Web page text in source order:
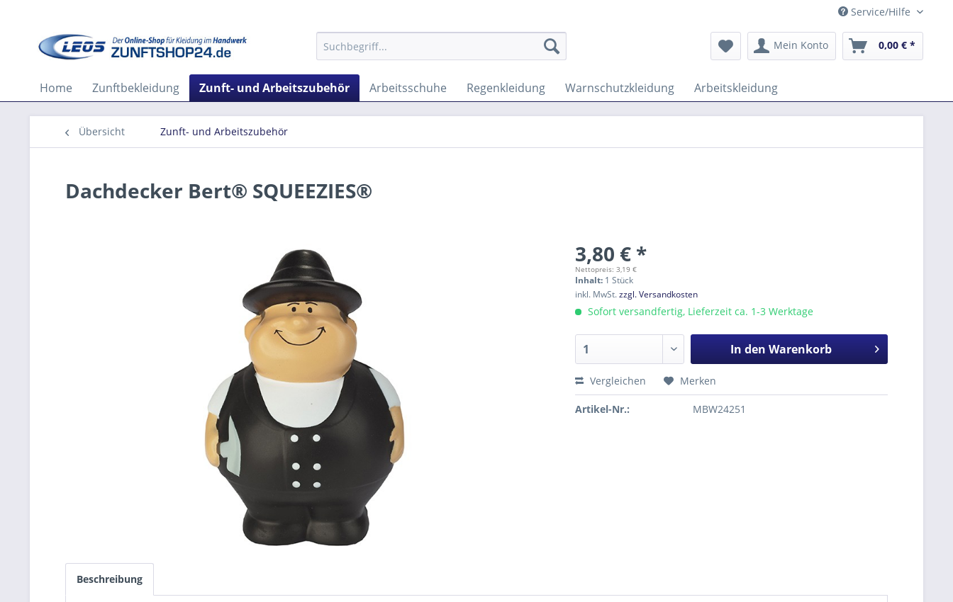
Service/Hilfe
Mein Konto 0,00 € *
Home Zunftbekleidung Zunft- und Arbeitszubehör Arbeitsschuhe Regenkleidung Warnschutzkleidung Arbeitskleidung
Übersicht Zunft- und Arbeitszubehör
Dachdecker Bert® SQUEEZIES®
3,80 € *
Nettopreis: 3,19 €
Inhalt: 1 Stück
inkl. MwSt.zzgl. Versandkosten
Sofort versandfertig, Lieferzeit ca. 1-3 Werktage
In den Warenkorb
Vergleichen Merken
Artikel-Nr.: MBW24251
Beschreibung